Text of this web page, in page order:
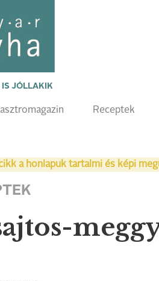
IS JÓLLAKIK
Receptek
a honlapuk tartalmi és képi